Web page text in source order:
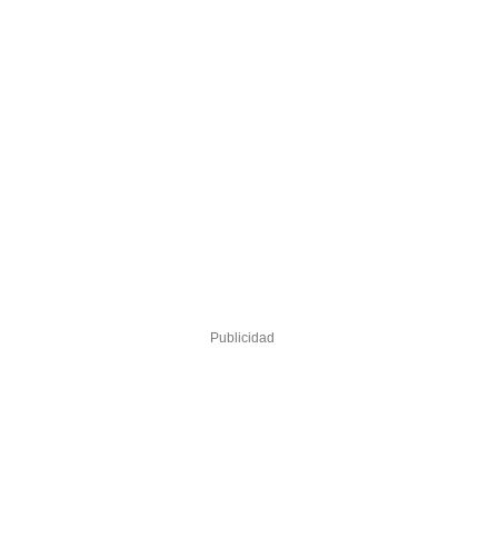
Publicidad